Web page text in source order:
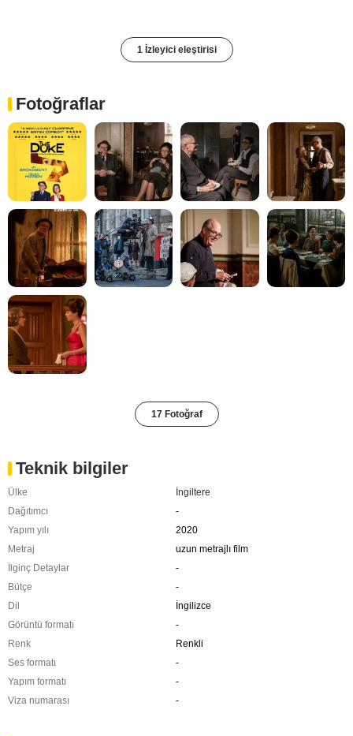
1 İzleyici eleştirisi
Fotoğraflar
17 Fotoğraf
Teknik bilgiler
Ülke
İngiltere
Dağıtımcı
-
Yapım yılı
2020
Metraj
uzun metrajlı film
İlginç Detaylar
-
Bütçe
-
Dil
İngilizce
Görüntü formatı
-
Renk
Renkli
Ses formatı
-
Yapım formatı
-
Viza numarası
-